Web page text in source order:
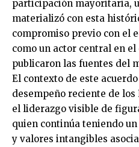
participación mayoritaria,
materializó con esta
compromiso previo con el
como un actor central en
publicaron las fuentes del
El contexto de este
desempeño reciente de
el liderazgo visible de
quien continúa teniendo
y valores intangibles